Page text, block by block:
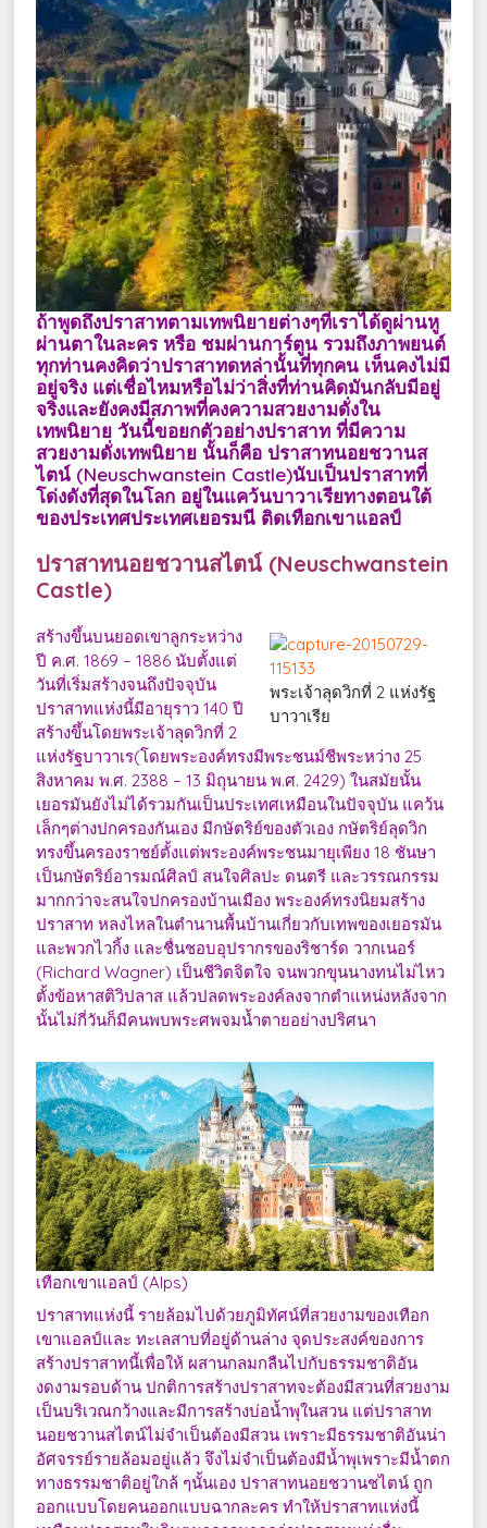
ถ้าพูดถึงปราสาทตามเทพนิยายต่างๆที่เราได้ดูผ่านหู
ผ่านตาในละคร หรือ ชมผ่านการ์ตูน รวมถึงภาพยนต์
ทุกท่านคงคิดว่าปราสาทดหล่านั้นที่ทุกคน เห็นคงไม่มี
อยู่จริง แต่เชื่อไหมหรือไม่ว่าสิ่งที่ท่านคิดมันกลับมีอยู่
จริงและยังคงมีสภาพที่คงความสวยงามดั่งใน
เทพนิยาย วันนี้ขอยกตัวอย่างปราสาท ที่มีความ
สวยงามดั่งเทพนิยาย นั้นก็คือ ปราสาทนอยชวานส
ไตน์ (Neuschwanstein Castle)นับเป็นปราสาทที่
โด่งดังที่สุดในโลก อยู่ในแคว้นบาวาเรียทางตอนใต้
ของประเทศประเทศเยอรมนี ติดเทือกเขาแอลป์
ปราสาทนอยชวานสไตน์ (Neuschwanstein
Castle)
พระเจ้าลุดวิกที่ 2 แห่งรัฐ
บาวาเรีย
สร้างขึ้นบนยอดเขาลูกระหว่าง
ปี ค.ศ. 1869 – 1886 นับตั้งแต่
วันที่เริ่มสร้างจนถึงปัจจุบัน
ปราสาทแห่งนี้มีอายุราว 140 ปี
สร้างขึ้นโดยพระเจ้าลุดวิกที่ 2
แห่งรัฐบาวาเร(โดยพระองค์ทรงมีพระชนม์ชีพระหว่าง 25
สิงหาคม พ.ศ. 2388 – 13 มิถุนายน พ.ศ. 2429) ในสมัยนั้น
เยอรมันยังไม่ได้รวมกันเป็นประเทศเหมือนในปัจจุบัน แคว้น
เล็กๆต่างปกครองกันเอง มีกษัตริย์ของตัวเอง กษัตริย์ลุดวิก
ทรงขึ้นครองราชย์ตั้งแต่พระองค์พระชนมายุเพียง 18 ชันษา
เป็นกษัตริย์อารมณ์ศิลป์ สนใจศิลปะ ดนตรี และวรรณกรรม
มากกว่าจะสนใจปกครองบ้านเมือง พระองค์ทรงนิยมสร้าง
ปราสาท หลงไหลในตำนานพื้นบ้านเกี่ยวกับเทพของเยอรมัน
และพวกไวกิ้ง และชื่นชอบอุปรากรของริชาร์ด วากเนอร์
(Richard Wagner) เป็นชีวิตจิตใจ จนพวกขุนนางทนไม่ไหว
ตั้งข้อหาสติวิปลาส แล้วปลดพระองค์ลงจากตำแหน่งหลังจาก
นั้นไม่กี่วันก็มีคนพบพระศพจมน้ำตายอย่างปริศนา
เทือกเขาแอลป์ (Alps)
ปราสาทแห่งนี้ รายล้อมไปด้วยภูมิทัศน์ที่สวยงามของเทือก
เขาแอลป์และ ทะเลสาบที่อยู่ด้านล่าง จุดประสงค์ของการ
สร้างปราสาทนี้เพื่อให้ ผสานกลมกลืนไปกับธรรมชาติอัน
งดงามรอบด้าน ปกติการสร้างปราสาทจะต้องมีสวนที่สวยงาม
เป็นบริเวณกว้างและมีการสร้างบ่อน้ำพุในสวน แต่ปราสาท
นอยชวานสไตน์ไม่จำเป็นต้องมีสวน เพราะมีธรรมชาติอันน่า
อัศจรรย์รายล้อมอยู่แล้ว จึงไม่จำเป็นต้องมีน้ำพุเพราะมีน้ำตก
ทางธรรมชาติอยู่ใกล้ ๆนั้นเอง ปราสาทนอยชวานชไตน์ ถูก
ออกแบบโดยคนออกแบบฉากละคร ทำให้ปราสาทแห่งนี้